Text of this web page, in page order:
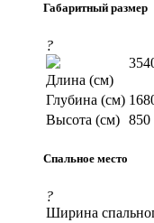
Габаритный размер
?
Длина (см)
Глубина (см)
Высота (см) 850
Спальное место
?
Ширина